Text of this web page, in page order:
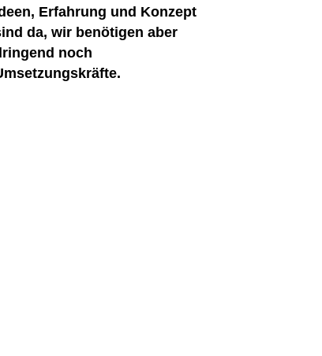
Erfahrung und Konzept
da, wir benötigen aber
noch